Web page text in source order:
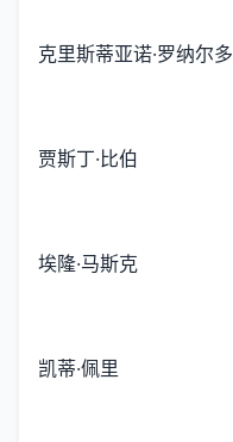
克里斯蒂亚诺·罗纳尔多
贾斯丁·比伯
埃隆·马斯克
凯蒂·佩里